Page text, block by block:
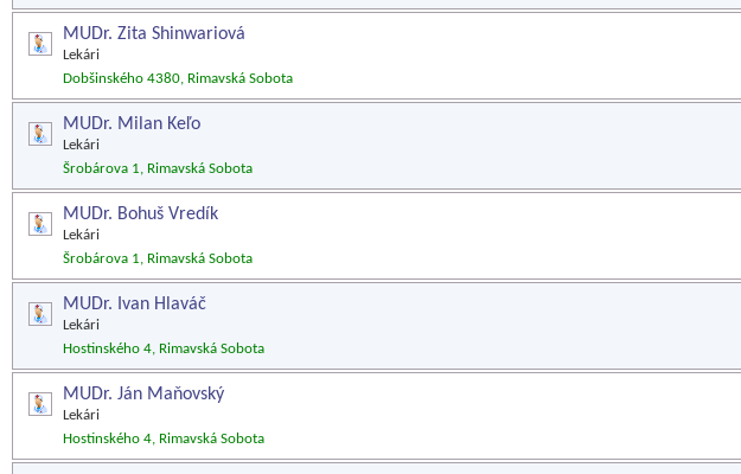
MUDr. Zita Shinwariová
Lekári
Dobšinského 4380, Rimavská Sobota
MUDr. Milan Keľo
Lekári
Šrobárova 1, Rimavská Sobota
MUDr. Bohuš Vredík
Lekári
Šrobárova 1, Rimavská Sobota
MUDr. Ivan Hlaváč
Lekári
Hostinského 4, Rimavská Sobota
MUDr. Ján Maňovský
Lekári
Hostinského 4, Rimavská Sobota